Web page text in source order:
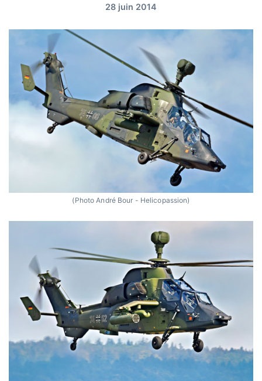
28 juin 2014
(Photo André Bour - Helicopassion)